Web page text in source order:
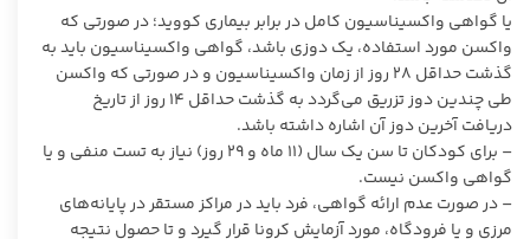
یا گواهی واکسیناسیون کامل در برابر بیماری کووید؛ در صورتی که
واکسن مورد استفاده، یک دوزی باشد، گواهی واکسیناسیون باید به
گذشت حداقل ۲۸ روز از زمان واکسیناسیون و در صورتی که واکسن
طی چندین دوز تزریق می‌گردد به گذشت حداقل ۱۴ روز از تاریخ
دریافت آخرین دوز آن اشاره داشته باشد.
– برای کودکان تا سن یک سال (۱۱ ماه و ۲۹ روز) نیاز به تست منفی و یا
گواهی واکسن نیست.
– در صورت عدم ارائه گواهی، فرد باید در مراکز مستقر در پایانه‌های
مرزی و یا فرودگاه، مورد آزمایش کرونا قرار گیرد و تا حصول نتیجه